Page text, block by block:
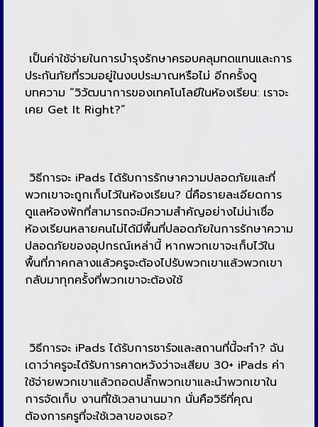
เป็นค่าใช้จ่ายในการบำรุงรักษาครอบคลุมทดแทนและการ
ประกันภัยที่รวมอยู่ในงบประมาณหรือไม่ อีกครั้งดู
บทความ “วิวัฒนาการของเทคโนโลยีในห้องเรียน: เราจะ
เคย Get It Right?”
วิธีการจะ iPads ได้รับการรักษาความปลอดภัยและที่
พวกเขาจะถูกเก็บไว้ในห้องเรียน? นี่คือรายละเอียดการ
ดูแลห้องพักที่สามารถจะมีความสำคัญอย่างไม่น่าเชื่อ
ห้องเรียนหลายคนไม่ได้มีพื้นที่ปลอดภัยในการรักษาความ
ปลอดภัยของอุปกรณ์เหล่านี้ หากพวกเขาจะเก็บไว้ใน
พื้นที่ภาคกลางแล้วครูจะต้องไปรับพวกเขาแล้วพวกเขา
กลับมาทุกครั้งที่พวกเขาจะต้องใช้
วิธีการจะ iPads ได้รับการชาร์จและสถานที่นี้จะทำ? ฉัน
เดาว่าครูจะได้รับการคาดหวังว่าจะเสียบ 30+ iPads ค่า
ใช้จ่ายพวกเขาแล้วถอดปลั๊กพวกเขาและนำพวกเขาใน
การจัดเก็บ งานที่ใช้เวลานานมาก นั่นคือวิธีที่คุณ
ต้องการครูที่จะใช้เวลาของเธอ?